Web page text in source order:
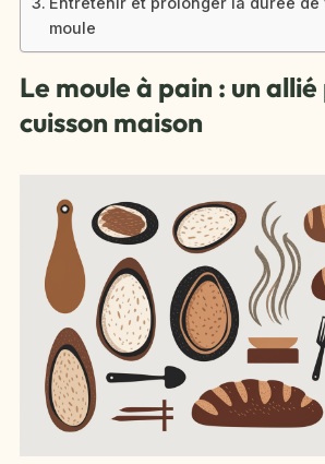
moule
Le moule à pain : un
cuisson maison